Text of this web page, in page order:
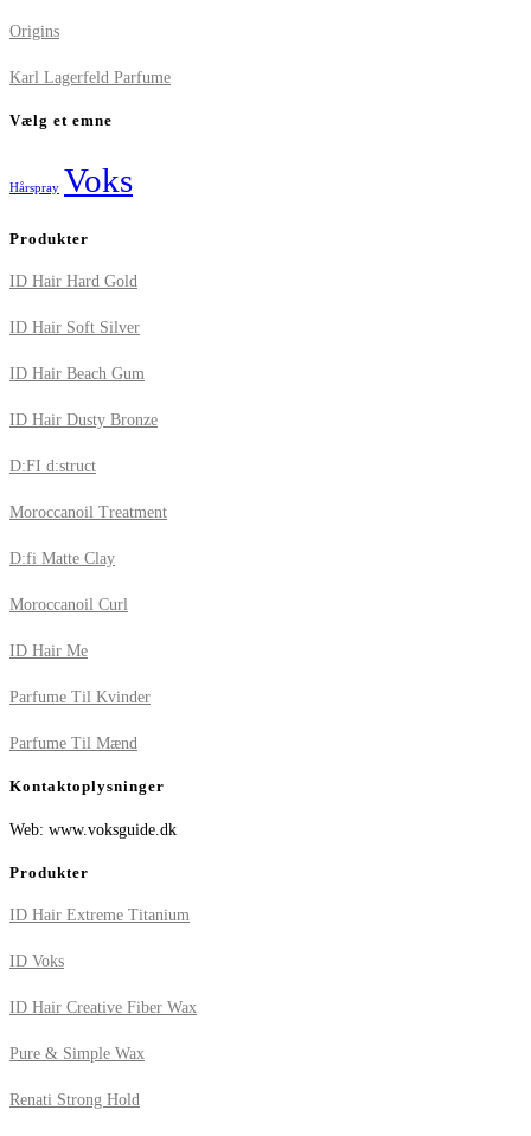
Origins
Karl Lagerfeld Parfume
Vælg et emne
Hårspray Voks
Produkter
ID Hair Hard Gold
ID Hair Soft Silver
ID Hair Beach Gum
ID Hair Dusty Bronze
D:FI d:struct
Moroccanoil Treatment
D:fi Matte Clay
Moroccanoil Curl
ID Hair Me
Parfume Til Kvinder
Parfume Til Mænd
Kontaktoplysninger
Web: www.voksguide.dk
Produkter
ID Hair Extreme Titanium
ID Voks
ID Hair Creative Fiber Wax
Pure & Simple Wax
Renati Strong Hold